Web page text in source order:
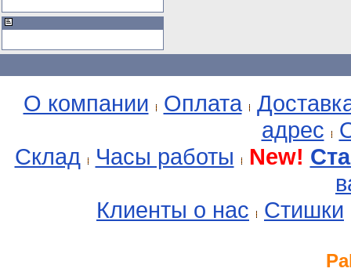
О компании Оплата
адрес
Склад
Часы работы New!
Клиенты о нас
Стишки